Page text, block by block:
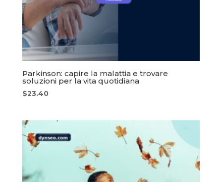
Parkinson: capire la malattia e trovare
soluzioni per la vita quotidiana
$23.40